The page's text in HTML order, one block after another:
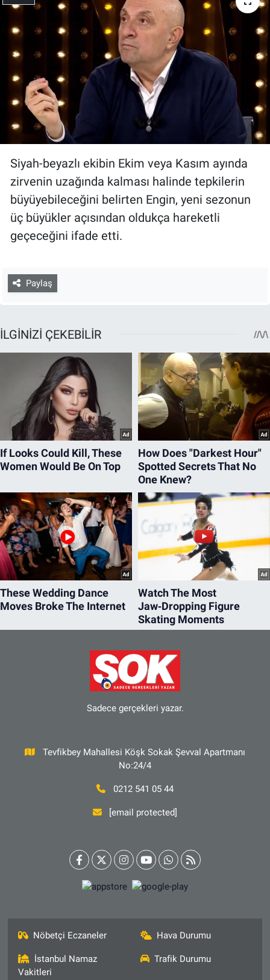
Siyah-beyazlı ekibin Ekim veya Kasım ayında
zirvenin uzağında kalması halinde tepkilerin
büyüyebileceğini belirten Engin, yeni sezonun
üç büyükler açısından oldukça hareketli
geçeceğini ifade etti.
Paylaş
Sadece gerçekleri yazar.
Tevfikbey Mahallesi Köşk Sokak Şevval Apartmanı
No:24/4
0212 541 05 44
[email protected]
Nöbetçi Eczaneler Hava Durumu
İstanbul Namaz
Vakitleri
Trafik Durumu